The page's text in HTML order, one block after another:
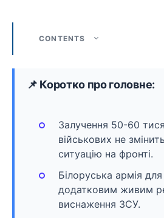
CONTENTS
📌 Коротко про головне:
Залучення 50-60
військових не
ситуацію на фронті.
Білоруська армія
додатковим живим
виснаження ЗСУ.